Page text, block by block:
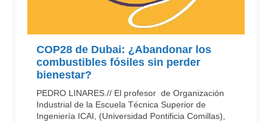
COP28 de Dubai: ¿Abandonar los
combustibles fósiles sin perder
bienestar?
PEDRO LINARES.// El profesor de Organización
Industrial de la Escuela Técnica Superior de
Ingeniería ICAI, (Universidad Pontificia Comillas),